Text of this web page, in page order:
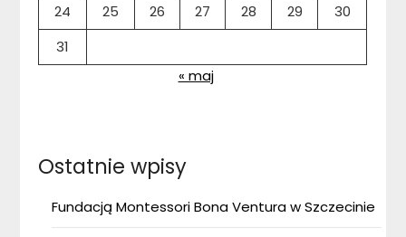
24
25 26 27 28 29
30
31
« maj
Ostatnie wpisy
Fundacją Montessori Bona Ventura w Szczecinie